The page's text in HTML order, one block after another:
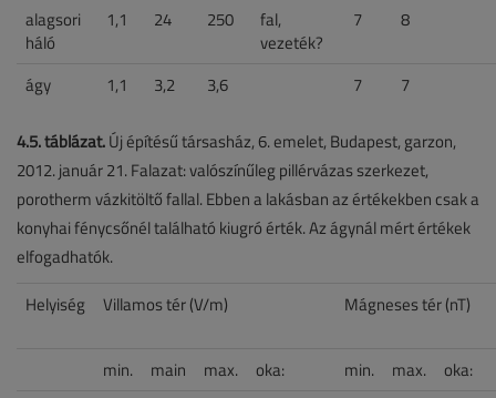
alagsori
háló
1,1 24 250
fal,
vezeték?
7 8
ágy 1,1 3,2 3,6 7 7
4.5. táblázat.Új építésű társasház, 6. emelet, Budapest, garzon,
2012. január 21. Falazat: valószínűleg pillérvázas szerkezet,
porotherm vázkitöltő fallal. Ebben a lakásban az értékekben csak a
konyhai fénycsőnél található kiugró érték. Az ágynál mért értékek
elfogadhatók.
Helyiség Villamos tér (V/m) Mágneses tér (nT)
min. main max. oka: min. max.
oka: